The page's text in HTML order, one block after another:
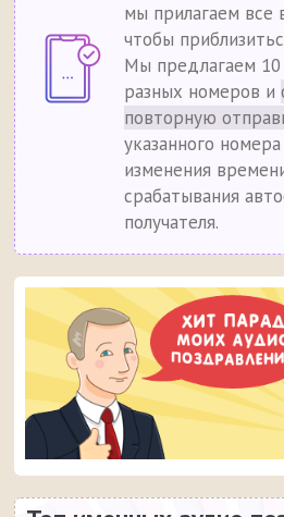
мы прилагаем все
чтобы
Мы предлагаем 10
разных номеров и
повторную
указанного
изменения
срабатывания
получателя.